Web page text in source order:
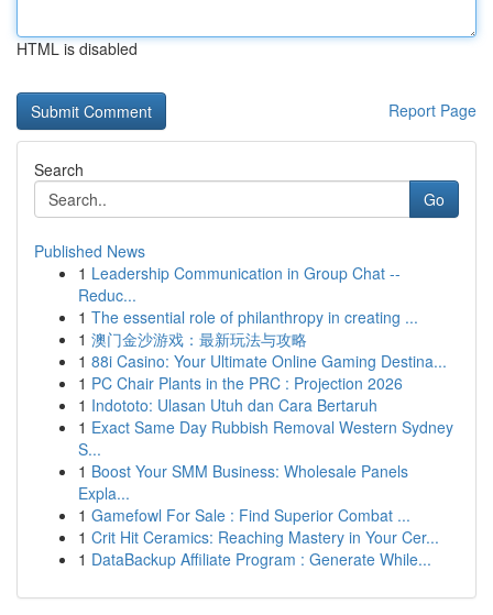
HTML is disabled
Report Page
Search
Go
Published News
1 Leadership Communication in Group Chat --
Reduc...
1 The essential role of philanthropy in creating ...
1 澳门金沙游戏：最新玩法与攻略
1 88i Casino: Your Ultimate Online Gaming Destina...
1 PC Chair Plants in the PRC : Projection 2026
1 Indototo: Ulasan Utuh dan Cara Bertaruh
1 Exact Same Day Rubbish Removal Western Sydney
S...
1 Boost Your SMM Business: Wholesale Panels
Expla...
1 Gamefowl For Sale : Find Superior Combat ...
1 Crit Hit Ceramics: Reaching Mastery in Your Cer...
1 DataBackup Affiliate Program : Generate While...